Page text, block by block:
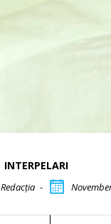
INTERPELARI
Redacția -